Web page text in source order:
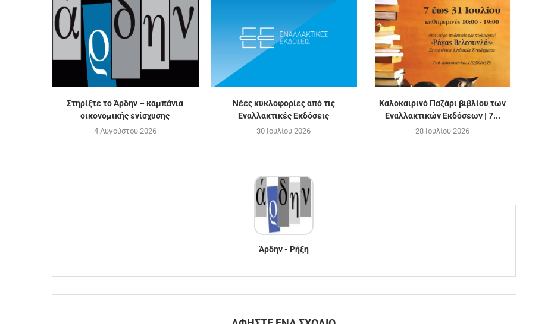
Στηρίξτε το Άρδην – καμπάνια
οικονομικής ενίσχυσης
4 Αυγούστου 2026
Νέες κυκλοφορίες από τις
Εναλλακτικές Εκδόσεις
30 Ιουλίου 2026
Καλοκαιρινό Παζάρι βιβλίου των
Εναλλακτικών Εκδόσεων | 7...
28 Ιουλίου 2026
Άρδην - Ρήξη